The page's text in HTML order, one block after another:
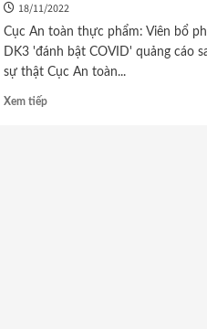
18/11/2022
Cục An toàn thực phẩm: Viên bổ
DK3 'đánh bật COVID' quảng cáo
sự thật Cục An toàn...
Xem tiếp